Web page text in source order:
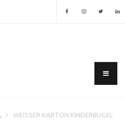
WEISSER KARTON KINDERBÜGEL